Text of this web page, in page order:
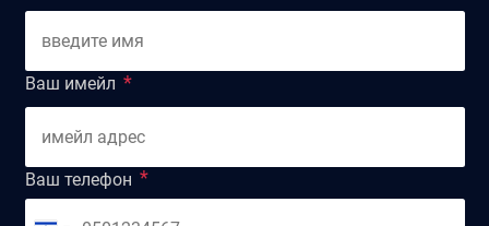
Ваш имейл
Ваш телефон